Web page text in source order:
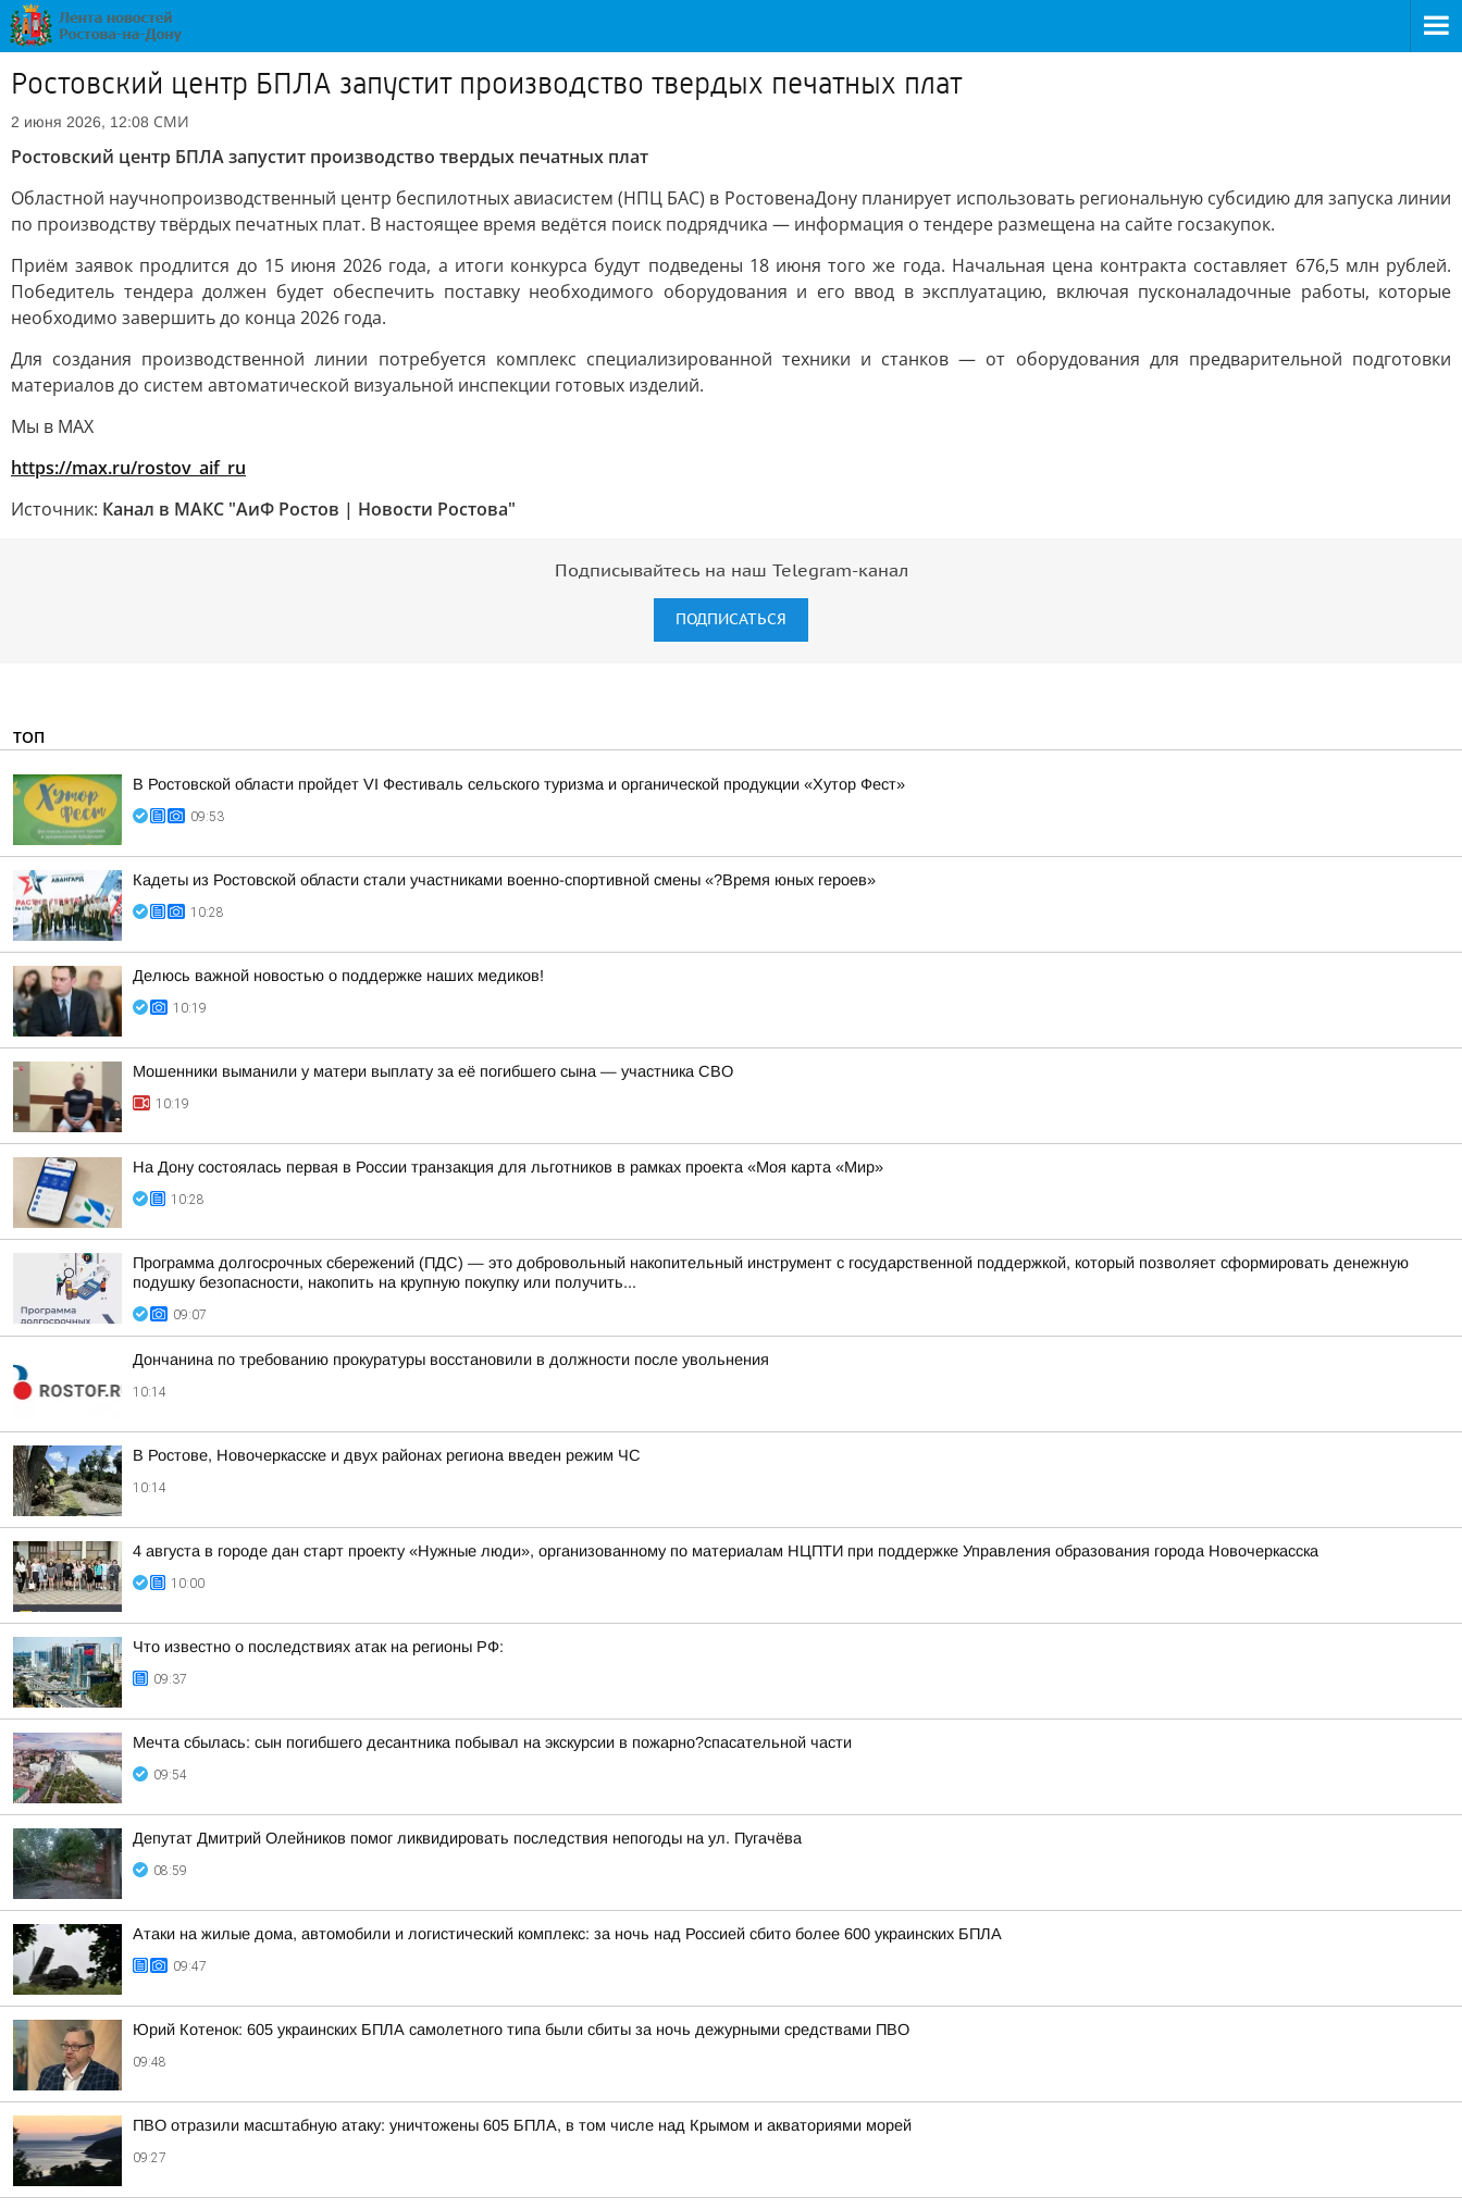
Ростовский центр БПЛА запустит производство твердых печатных плат
2 июня 2026, 12:08 СМИ
Ростовский центр БПЛА запустит производство твердых печатных плат
Областной научнопроизводственный центр беспилотных авиасистем (НПЦ БАС) в РостовенаДону планирует использовать региональную субсидию для запуска линии
по производству твёрдых печатных плат. В настоящее время ведётся поиск подрядчика — информация о тендере размещена на сайте госзакупок.
Приём заявок продлится до 15 июня 2026 года, а итоги конкурса будут подведены 18 июня того же года. Начальная цена контракта составляет 676,5 млн рублей.
Победитель тендера должен будет обеспечить поставку необходимого оборудования и его ввод в эксплуатацию, включая пусконаладочные работы, которые
необходимо завершить до конца 2026 года.
Для создания производственной линии потребуется комплекс специализированной техники и станков — от оборудования для предварительной подготовки
материалов до систем автоматической визуальной инспекции готовых изделий.
Мы в MAX
https://max.ru/rostov_aif_ru
Источник: Канал в МАКС "АиФ Ростов | Новости Ростова"
Подписывайтесь на наш Telegram-канал
ПОДПИСАТЬСЯ
ТОП
В Ростовской области пройдет VI Фестиваль сельского туризма и органической продукции «Хутор Фест»
09:53
Кадеты из Ростовской области стали участниками военно-спортивной смены «?Время юных героев»
10:28
Делюсь важной новостью о поддержке наших медиков!
10:19
Мошенники выманили у матери выплату за её погибшего сына — участника СВО
10:19
На Дону состоялась первая в России транзакция для льготников в рамках проекта «Моя карта «Мир»
10:28
Программа долгосрочных сбережений (ПДС) — это добровольный накопительный инструмент с государственной поддержкой, который позволяет сформировать денежную
подушку безопасности, накопить на крупную покупку или получить...
09:07
Дончанина по требованию прокуратуры восстановили в должности после увольнения
10:14
В Ростове, Новочеркасске и двух районах региона введен режим ЧС
10:14
4 августа в городе дан старт проекту «Нужные люди», организованному по материалам НЦПТИ при поддержке Управления образования города Новочеркасска
10:00
Что известно о последствиях атак на регионы РФ:
09:37
Мечта сбылась: сын погибшего десантника побывал на экскурсии в пожарно?спасательной части
09:54
Депутат Дмитрий Олейников помог ликвидировать последствия непогоды на ул. Пугачёва
08:59
Атаки на жилые дома, автомобили и логистический комплекс: за ночь над Россией сбито более 600 украинских БПЛА
09:47
Юрий Котенок: 605 украинских БПЛА самолетного типа были сбиты за ночь дежурными средствами ПВО
09:48
ПВО отразили масштабную атаку: уничтожены 605 БПЛА, в том числе над Крымом и акваториями морей
09:27